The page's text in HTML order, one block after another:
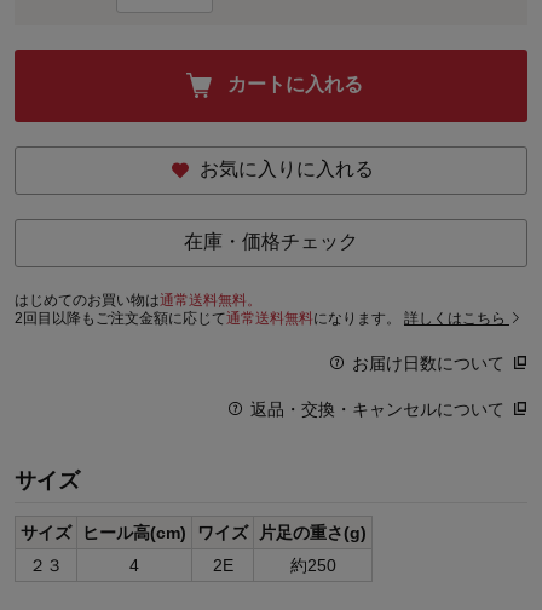
カートに入れる
お気に入りに入れる
在庫・価格チェック
はじめてのお買い物は通常送料無料。
2回目以降もご注文金額に応じて通常送料無料になります。 詳しくはこちら
お届け日数について
返品・交換・キャンセルについて
サイズ
サイズ ヒール高(cm) ワイズ
片足の重さ(g)
２３
4 2E 約250